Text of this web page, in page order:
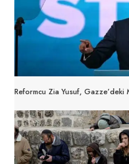
Reformcu Zia Yusuf, Gazze’deki